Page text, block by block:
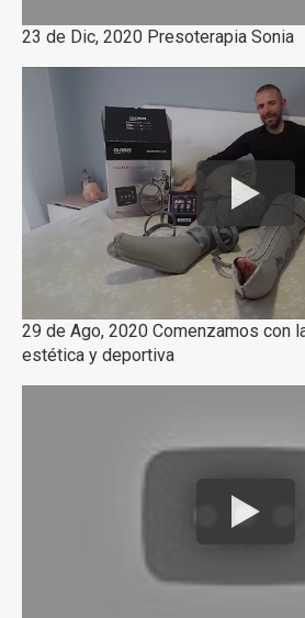
23 de Dic, 2020 Presoterapia Sonia
29 de Ago, 2020 Comenzamos con
estética y deportiva